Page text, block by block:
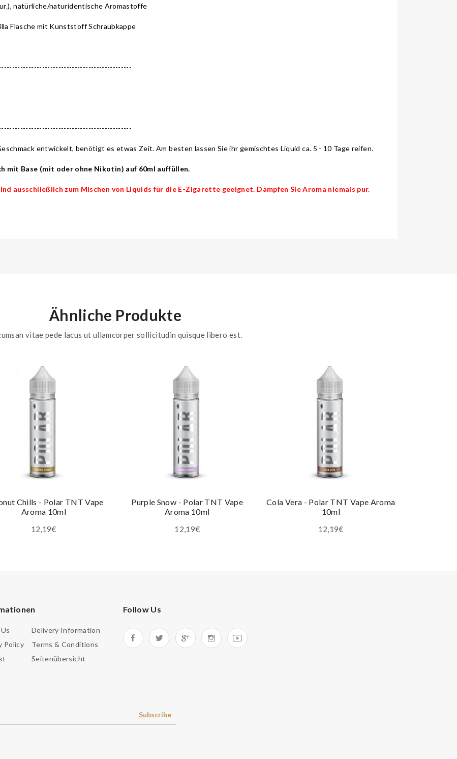
natürliche/naturidentische Aromastoffe
Flasche mit Kunststoff Schraubkappe
entwickelt, benötigt es etwas Zeit. Am besten lassen Sie ihr gemischtes Liquid ca. 5 - 10 Tage reifen.
mit Base (mit oder ohne Nikotin) auf 60ml auffüllen.
ausschließlich zum Mischen von Liquids für die E-Zigarette geeignet. Dampfen Sie Aroma niemals pur.
Ähnliche Produkte
vitae pede lacus ut ullamcorper sollicitudin quisque libero est.
Chills - Polar TNT Vape
Aroma 10ml
12,19€
Purple Snow - Polar TNT Vape
Aroma 10ml
12,19€
Cola Vera - Polar TNT Vape Aroma
10ml
12,19€
Delivery Information
Policy
Terms & Conditions
Seitenübersicht
Follow Us
Subscribe